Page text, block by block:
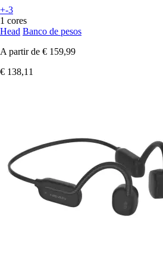
+-3
1 cores
Head Banco de pesos
A partir de € 159,99
€ 138,11